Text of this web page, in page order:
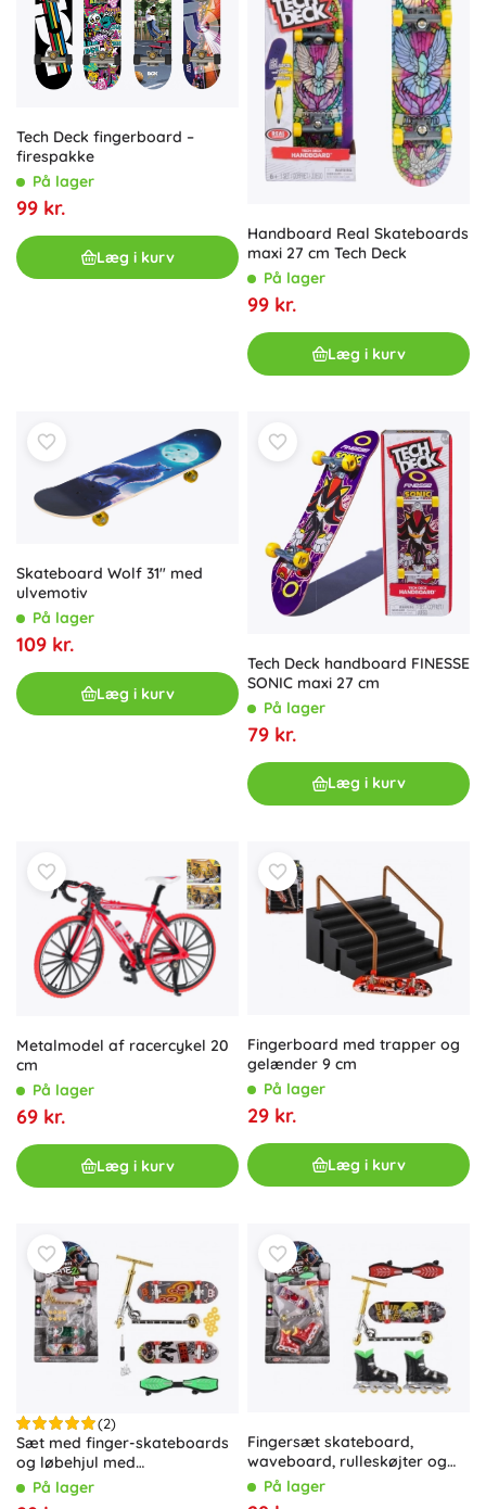
Tech Deck fingerboard –
firespakke
På lager
99 kr.
Læg i kurv
Handboard Real Skateboards
maxi 27 cm Tech Deck
På lager
99 kr.
Læg i kurv
Skateboard Wolf 31" med
ulvemotiv
På lager
109 kr.
Læg i kurv
Tech Deck handboard FINESSE
SONIC maxi 27 cm
På lager
79 kr.
Læg i kurv
Metalmodel af racercykel 20
cm
På lager
69 kr.
Læg i kurv
Fingerboard med trapper og
gelænder 9 cm
På lager
29 kr.
Læg i kurv
(2)
Sæt med finger-skateboards
og løbehjul med
skruebaserede tilbehør
På lager
Fingersæt skateboard,
waveboard, rulleskøjter og
løbehjul – plast, mix varianter
På lager